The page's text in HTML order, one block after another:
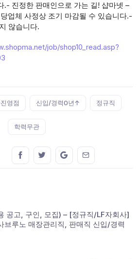
.- 진정한 판매인으로 가는 길! 샵마넷 –
업체 사정상 조기 마감될 수 있습니다.-
않습니다.
job/shop10_read.asp?
영점 신입/경력0년↑ 정규직
학력무관
Share this on FaceBook
Share this on Twitter
Share this on GMail
Share this on
공고, 구인, 모집) – [정규직/LF자회사]
브루노 매장관리직, 판매직 신입/경력